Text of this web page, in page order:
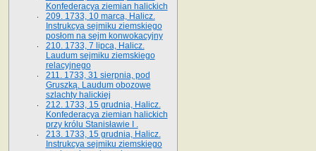
Konfederacya ziemian halickich­
209. 1733, 10 marca, Halicz.
Instrukcya sejmiku ziemskiego
posłom na sejm konwokacyjny
210. 1733, 7 lipca, Halicz.
Laudum sejmiku ziemskiego
relacyjnego
211. 1733, 31 sierpnia, pod
Gruszką. Laudum obozowe
szlachty halickiej
212. 1733, 15 grudnia, Halicz.
Konfederacya ziemian halickich
przy królu Stanisławie I .
213. 1733, 15 grudnia, Halicz.
Instrukcya sejmiku ziemskiego